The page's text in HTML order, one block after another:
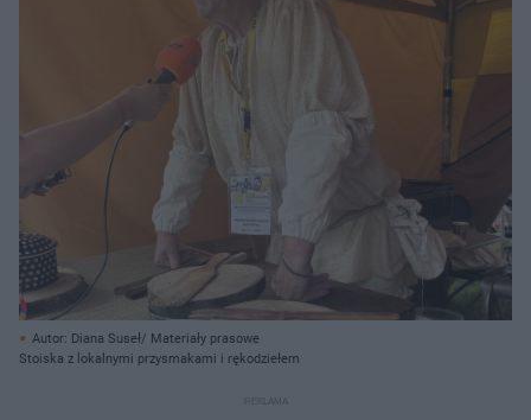
Autor: Diana Suseł/ Materiały prasowe
Stoiska z lokalnymi przysmakami i rękodziełem